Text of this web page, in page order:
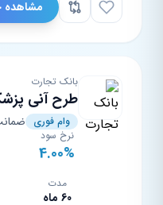
مشاهده
بانک تجارت
طرح آنی
وام فوری
نرخ سود
4.00%
مدت
60 ماه